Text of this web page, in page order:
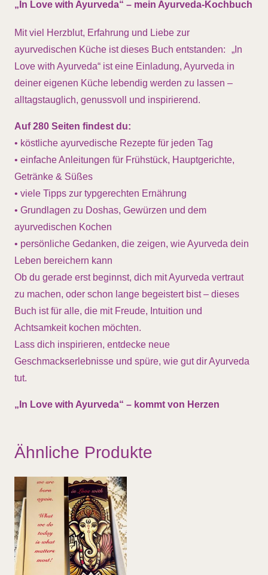
„In Love with Ayurveda“ – mein Ayurveda-Kochbuch
Mit viel Herzblut, Erfahrung und Liebe zur
ayurvedischen Küche ist dieses Buch entstanden: „In
Love with Ayurveda“ ist eine Einladung, Ayurveda in
deiner eigenen Küche lebendig werden zu lassen –
alltagstauglich, genussvoll und inspirierend.
Auf 280 Seiten findest du:
• köstliche ayurvedische Rezepte für jeden Tag
• einfache Anleitungen für Frühstück, Hauptgerichte,
Getränke & Süßes
• viele Tipps zur typgerechten Ernährung
• Grundlagen zu Doshas, Gewürzen und dem
ayurvedischen Kochen
• persönliche Gedanken, die zeigen, wie Ayurveda dein
Leben bereichern kann
Ob du gerade erst beginnst, dich mit Ayurveda vertraut
zu machen, oder schon lange begeistert bist – dieses
Buch ist für alle, die mit Freude, Intuition und
Achtsamkeit kochen möchten.
Lass dich inspirieren, entdecke neue
Geschmackserlebnisse und spüre, wie gut dir Ayurveda
tut.
„In Love with Ayurveda“ – kommt von Herzen
Ähnliche Produkte